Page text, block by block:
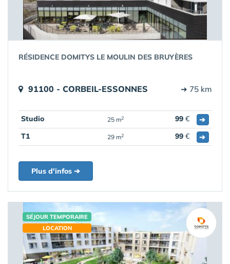
RÉSIDENCE DOMITYS LE MOULIN DES BRUYÈRES
91100 - CORBEIL-ESSONNES ➔ 75 km
Studio 25 m2 99 €
➔
T1
29 m2 99 € ➔
Plus d'infos ➔
SÉJOUR TEMPORAIRE
LOCATION